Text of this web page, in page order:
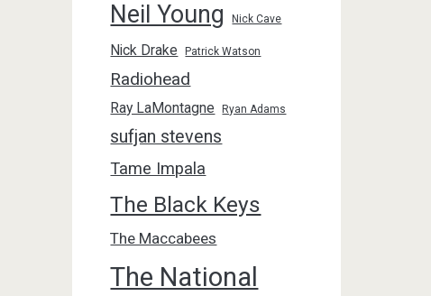
Neil Young Nick Cave
Nick Drake Patrick Watson
Radiohead
Ray LaMontagne Ryan Adams
sufjan stevens
Tame Impala
The Black Keys
The Maccabees
The National